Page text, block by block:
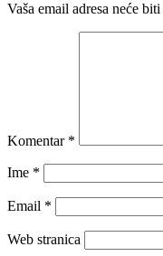
Vaša email adresa neće
Komentar *
Ime *
Email *
Web stranica